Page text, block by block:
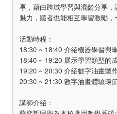
享，藉由跨域學習與混齡分享
魅力，聽者也能相互學習激勵，
活動時程：
18:30 ~ 18:40 介紹機器學習與
18:40 ~ 19:20 展示學習類型的
19:20 ~ 20:30 介紹數字油畫製
20:30 ~ 21:30 數字油畫體驗環
講師介紹：